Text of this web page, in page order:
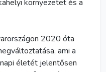
környezetet és a
2020 óta
ami a
életét jelentősen